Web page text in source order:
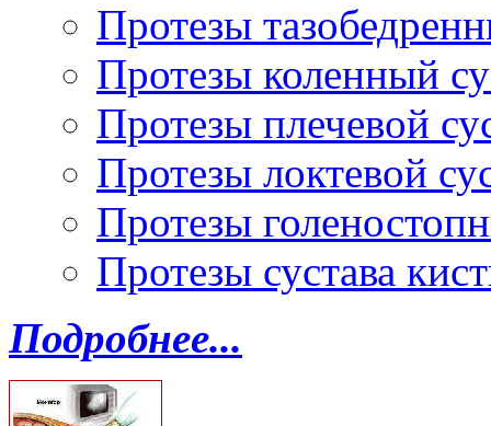
Протезы
Протезы коленный
Протезы плечевой
Протезы локтевой
Протезы
Протезы сустава
Подробнее...